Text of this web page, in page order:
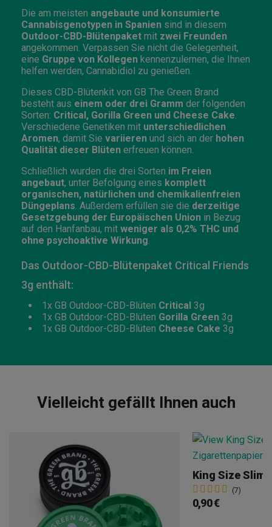
Die am meisten angebaute und konsumierte
Cannabisgenotypen in Spanien sind in diesem
Outdoor-CBD-Blütenpaket mit zwei Freunden
angekommen. Verpassen Sie nicht die Gelegenheit,
eine Gruppe von Kollegen kennenzulernen, die Ihnen
helfen werden, Cannabidiol zu genießen.
Dieses CBD-Blütenkit von GB The Green Brand
besteht aus einem oder drei Gramm der folgenden
Sorten: Critical, Gorilla Green und Cheese Cake
Verschiedene Genetiken mit unterschiedlichen
Aromen, damit Sie variieren und sich an der hohen
Qualität dieser Blüten erfreuen können.
Schließlich wurden die drei Sorten im Freien
angebaut, unter Befolgung eines komplett
organischen, natürlichen und chemikalienfreien
Düngeplans . Außerdem erfüllen sie die derzeitige
Gesetzgebung der Europäischen Union in Bezug
auf den Hanfanbau, mit weniger als 0,2% THC und
ohne psychoaktive Wirkung
Das Outdoor-CBD-Blütenpaket Critical Friends
3g enthält:
1x GB Outdoor-CBD-Blüten Critical 3g
1x GB Outdoor-CBD-Blüten Gorilla Green 3g
1x GB Outdoor-CBD-Blüten Cheese Cake 3g
Vielleicht gefällt Ihnen auch
(7)
0,90 €